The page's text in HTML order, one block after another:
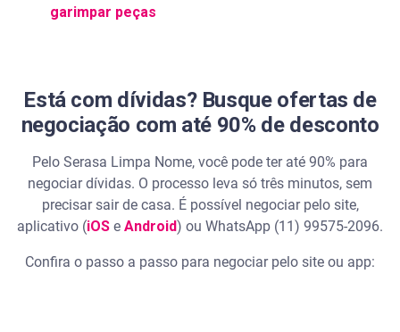
garimpar peças
Está com dívidas? Busque ofertas de
negociação com até 90% de desconto
Pelo Serasa Limpa Nome, você pode ter até 90% para
negociar dívidas. O processo leva só três minutos, sem
precisar sair de casa. É possível negociar pelo site,
aplicativo (iOS e Android) ou WhatsApp (11) 99575-2096.
Confira o passo a passo para negociar pelo site ou app: